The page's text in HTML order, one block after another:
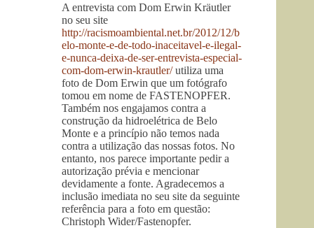
A entrevista com Dom Erwin Kräutler
no seu site
http://racismoambiental.net.br/2012/12/b
elo-monte-e-de-todo-inaceitavel-e-ilegal-
e-nunca-deixa-de-ser-entrevista-especial-
com-dom-erwin-krautler/utiliza uma
foto de Dom Erwin que um fotógrafo
tomou em nome de FASTENOPFER.
Também nos engajamos contra a
construção da hidroelétrica de Belo
Monte e a princípio não temos nada
contra a utilização das nossas fotos. No
entanto, nos parece importante pedir a
autorização prévia e mencionar
devidamente a fonte. Agradecemos a
inclusão imediata no seu site da seguinte
referência para a foto em questão:
Christoph Wider/Fastenopfer.